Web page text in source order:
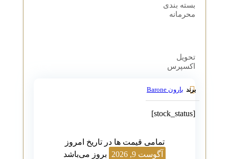
بسته بندی
محرمانه
تحویل
اکسپرس
بارون Barone
تمامی قیمت ها در تاریخ امروز
آگوست 9, 2026
بروز می‌باشد